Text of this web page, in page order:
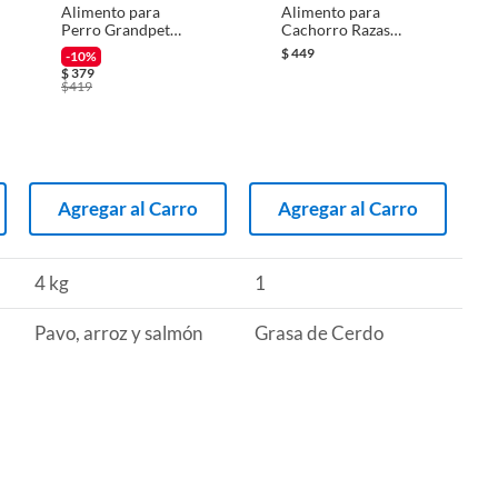
Alimento para
Perro Grandpet
Noble Adulto 4Kg
-10%
$379
$419
Agregar al Carro
Alimento para
Cachorro Razas
Pequeñas 3 Kg
$449
Agregar al Carro
4 kg 1
Pavo, arroz y salmón Grasa de Cerdo